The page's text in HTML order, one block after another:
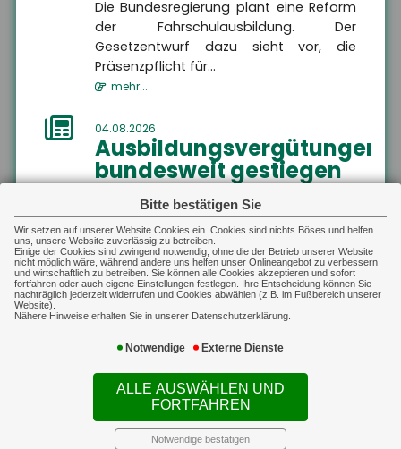
Die Bundesregierung plant eine Reform
der Fahrschulausbildung. Der
Gesetzentwurf dazu sieht vor, die
Präsenzpflicht für...
mehr...
04.08.2026
Ausbildungsvergütungen
bundesweit gestiegen
Ausbildungsvergütungen sind im
Ausbildungsjahr 2025/26 im Schnitt um
3,9 Prozent gestiegen. In vi...
mehr...
04.08.2026
Bildungsfaktor
Klimaanlagen zu Hause verbessern
Schulerfolge ? aber nicht für alle. Die
Verfügbarkeit von Klimaanlagen in
Wohnungen be...
Bitte bestätigen Sie
Wir setzen auf unserer Website Cookies ein. Cookies sind nichts Böses und helfen
uns, unsere Website zuverlässig zu betreiben.
Einige der Cookies sind zwingend notwendig, ohne die der Betrieb unserer Website
nicht möglich wäre, während andere uns helfen unser Onlineangebot zu verbessern
und wirtschaftlich zu betreiben. Sie können alle Cookies akzeptieren und sofort
fortfahren oder auch eigene Einstellungen festlegen. Ihre Entscheidung können Sie
nachträglich jederzeit widerrufen und Cookies abwählen (z.B. im Fußbereich unserer
Website).
Nähere Hinweise erhalten Sie in unserer Datenschutzerklärung.
Notwendige Externe Dienste
ALLE AUSWÄHLEN UND
FORTFAHREN
Notwendige bestätigen
Gewerbliche Sachversicherung schützt sowohl den
Unternehmer als auch
seine gesetzlichen
Vertreter vor den
finanziellen Folgen der
beruflichen Haftung,
indem sie eine gestellte
ablehnt oder berechtigte
Ansprüche im Rahmen
des vereinbarten
Deckungsumfangs
reguliert.
MEHR
Gewerbliche Sachversicherung Sach-Gewerbe
Sach-Gewerbe
Auf dieser Landingpage finden
Sie Informationen zur
Inhaltsversicherung,
Betriebsgebäudeversicherung,
Transportversicherung und
technischen Versicherungen.
MEHR